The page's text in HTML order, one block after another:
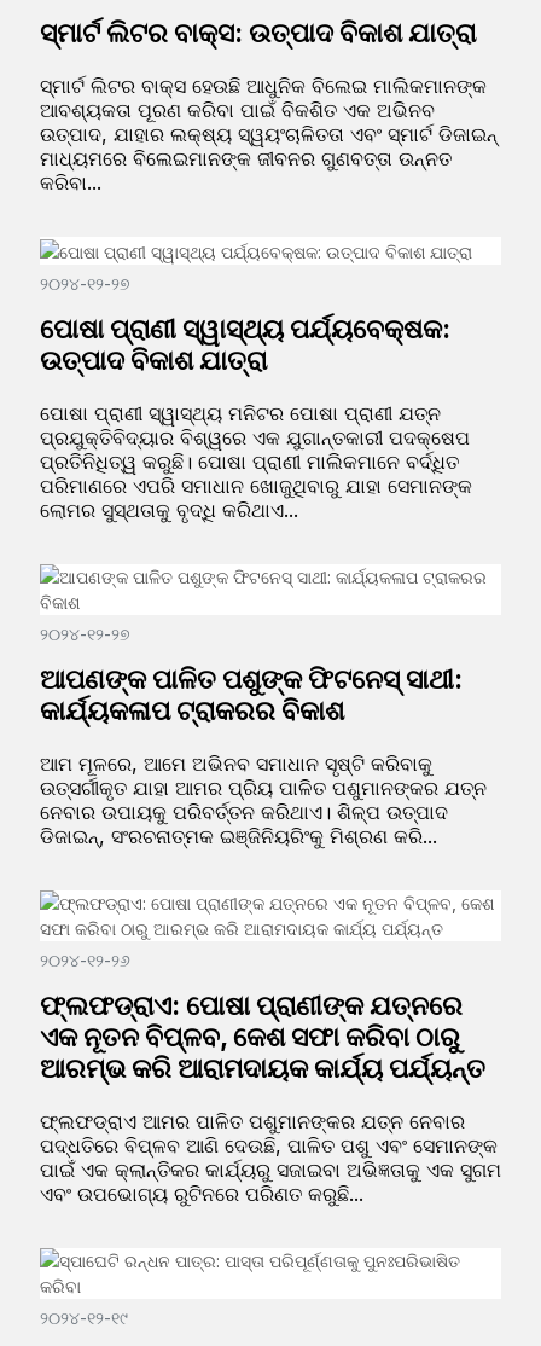
ସ୍ମାର୍ଟ ଲିଟର ବାକ୍ସ: ଉତ୍ପାଦ ବିକାଶ ଯାତ୍ରା
ସ୍ମାର୍ଟ ଲିଟର ବାକ୍ସ ହେଉଛି ଆଧୁନିକ ବିଲେଇ ମାଲିକମାନଙ୍କ
ଆବଶ୍ୟକତା ପୂରଣ କରିବା ପାଇଁ ବିକଶିତ ଏକ ଅଭିନବ
ଉତ୍ପାଦ, ଯାହାର ଲକ୍ଷ୍ୟ ସ୍ୱୟଂଚାଳିତତା ଏବଂ ସ୍ମାର୍ଟ ଡିଜାଇନ୍
ମାଧ୍ୟମରେ ବିଲେଇମାନଙ୍କ ଜୀବନର ଗୁଣବତ୍ତା ଉନ୍ନତ
କରିବା...
୨୦୨୪-୧୨-୨୭
ପୋଷା ପ୍ରାଣୀ ସ୍ୱାସ୍ଥ୍ୟ ପର୍ଯ୍ୟବେକ୍ଷକ:
ଉତ୍ପାଦ ବିକାଶ ଯାତ୍ରା
ପୋଷା ପ୍ରାଣୀ ସ୍ୱାସ୍ଥ୍ୟ ମନିଟର ପୋଷା ପ୍ରାଣୀ ଯତ୍ନ
ପ୍ରଯୁକ୍ତିବିଦ୍ୟାର ବିଶ୍ୱରେ ଏକ ଯୁଗାନ୍ତକାରୀ ପଦକ୍ଷେପ
ପ୍ରତିନିଧିତ୍ୱ କରୁଛି। ପୋଷା ପ୍ରାଣୀ ମାଲିକମାନେ ବର୍ଦ୍ଧିତ
ପରିମାଣରେ ଏପରି ସମାଧାନ ଖୋଜୁଥିବାରୁ ଯାହା ସେମାନଙ୍କ
ଲୋମର ସୁସ୍ଥତାକୁ ବୃଦ୍ଧି କରିଥାଏ...
୨୦୨୪-୧୨-୨୭
ଆପଣଙ୍କ ପାଳିତ ପଶୁଙ୍କ ଫିଟନେସ୍ ସାଥୀ:
କାର୍ଯ୍ୟକଳାପ ଟ୍ରାକରର ବିକାଶ
ଆମ ମୂଳରେ, ଆମେ ଅଭିନବ ସମାଧାନ ସୃଷ୍ଟି କରିବାକୁ
ଉତ୍ସର୍ଗୀକୃତ ଯାହା ଆମର ପ୍ରିୟ ପାଳିତ ପଶୁମାନଙ୍କର ଯତ୍ନ
ନେବାର ଉପାୟକୁ ପରିବର୍ତ୍ତନ କରିଥାଏ। ଶିଳ୍ପ ଉତ୍ପାଦ
ଡିଜାଇନ୍, ସଂରଚନାତ୍ମକ ଇଞ୍ଜିନିୟରିଂକୁ ମିଶ୍ରଣ କରି...
୨୦୨୪-୧୨-୨୬
ଫ୍ଲଫଡ୍ରାଏ: ପୋଷା ପ୍ରାଣୀଙ୍କ ଯତ୍ନରେ
ଏକ ନୂତନ ବିପ୍ଳବ, କେଶ ସଫା କରିବା ଠାରୁ
ଆରମ୍ଭ କରି ଆରାମଦାୟକ କାର୍ଯ୍ୟ ପର୍ଯ୍ୟନ୍ତ
ଫ୍ଲଫଡ୍ରାଏ ଆମର ପାଳିତ ପଶୁମାନଙ୍କର ଯତ୍ନ ନେବାର
ପଦ୍ଧତିରେ ବିପ୍ଳବ ଆଣି ଦେଉଛି, ପାଳିତ ପଶୁ ଏବଂ ସେମାନଙ୍କ
ପାଇଁ ଏକ କ୍ଲାନ୍ତିକର କାର୍ଯ୍ୟରୁ ସଜାଇବା ଅଭିଜ୍ଞତାକୁ ଏକ ସୁଗମ
ଏବଂ ଉପଭୋଗ୍ୟ ରୁଟିନରେ ପରିଣତ କରୁଛି...
୨୦୨୪-୧୨-୧୯